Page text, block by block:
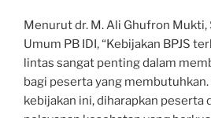
Menurut dr. M. Ali Ghufron Mukti,
Umum PB IDI, “Kebijakan BPJS
lintas sangat penting dalam
bagi peserta yang membutuhkan.
kebijakan ini, diharapkan peserta